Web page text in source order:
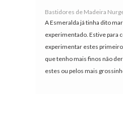
Bastidores de Madeira
A Esmeralda já tinha dito
experimentado. Estive para
experimentar estes
que tenho mais finos não
estes ou pelos mais